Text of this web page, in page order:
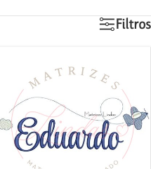
Filtros